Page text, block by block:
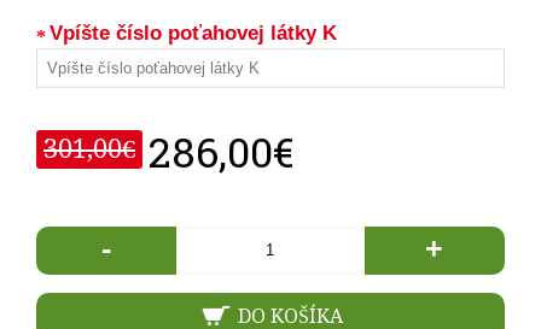
Vpíšte číslo poťahovej látky K
301,00€ 286,00€
- +
DO KOŠÍKA